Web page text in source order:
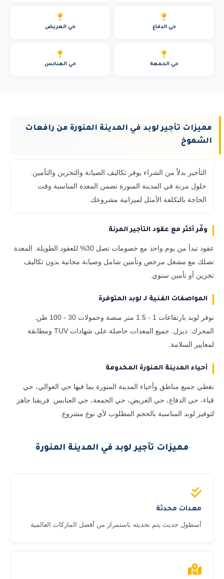
حي الدفاع حي العريض
حي الجمعة حي العنابس
مميزات تأجير لوبد في المدينة المنورة من رافعات
الشموخ
التأجير بدلاً من الشراء يوفر تكاليف الصيانة والتخزين والتأمين.
حلول مرنة في المدينة المنورة تضمن المعدة المناسبة وقت
الحاجة بالتكلفة الأمثل لميزانية مشروعك.
وفّر أكثر مع عقود التأجير المرنة
عقود تبدأ من يوم واحد مع خصومات تصل 30% للعقود الطويلة. المعدة
تصلك مع مشغل مرخص وتأمين شامل وصيانة مجانية بدون تكاليف
تخزين أو تأمين سنوي.
المواصفات الفنية لـ لوبد المتوفرة
نوفر لوبد بارتفاعات 1 - 1.5 متر منصة وحمولات 30 - 100 طن.
المحرك: ديزل. جميع المعدات حاصلة على شهادات TUV ومطابقة
لمعايير السلامة.
أحياء المدينة المنورة المخدومة
نغطي جميع مناطق وأحياء المدينة المنورة بما فيها حي العوالي، حي
قباء، حي الدفاع، حي العريض، حي الجمعة، حي العنابس. فريقنا جاهز
لتوفير لوبد المناسبة بالحجم المطلوب لأي نوع مشروع.
مميزات تأجير لوبد في المدينة المنورة
معدات محدثة
أسطول حديث يتم تحديثه باستمرار من أفضل الماركات العالمية